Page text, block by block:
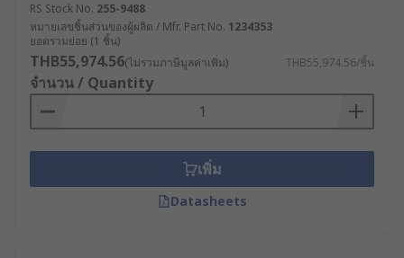
สำหรับเราเตอร์เกรดอุตสาหกรรม ระบบการทำงานได้
รับการพัฒนาให้มีความซับซ้อนมากขึ้น โดยรองรับ
เทคโนโลยีการเชื่อมต่อที่หลากหลาย เช่น
การเชื่อมต่อแบบ Dual WAN สำหรับความเสถียร
ในการเชื่อมต่อ
ระบบ Failover ที่สามารถสลับไปใช้ช่องทางการ
เชื่อมต่อสำรองได้โดยอัตโนมัติเมื่อเส้นทางหลักมี
RS Stock No. 255-9488
หมายเลขชิ้นส่วนของผู้ผลิต / Mfr. Part No. 1234353
ยอดรวมย่อย (1 ชิ้น)
THB55,974.56(ไม่รวมภาษีมูลค่าเพิ่ม) THB55,974.56/ชิ้น
จำนวน / Quantity
เพิ่ม
Datasheets